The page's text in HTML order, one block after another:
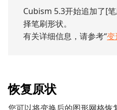
Cubism 5.3开始追加了[
择笔刷形状。
有关详细信息，请参考“变
恢复原状